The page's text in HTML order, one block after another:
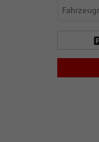
Fahrzeugnr.